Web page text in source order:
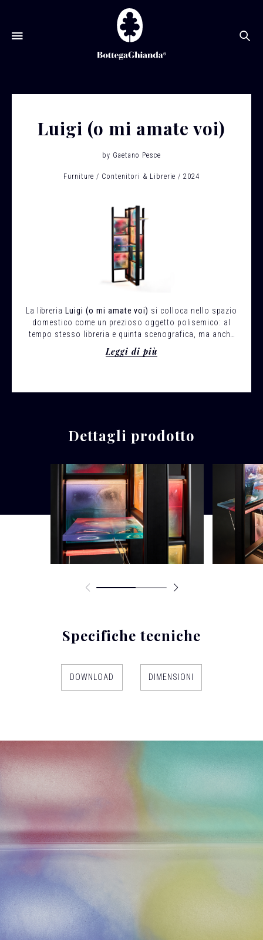
Luigi (o mi amate voi)
by Gaetano Pesce
Furniture Contenitori & Librerie 2024
La libreria Luigi (o mi amate voi) si colloca nello spazio
domestico come un prezioso oggetto polisemico: al
tempo stesso libreria e quinta scenografica, ma anche
dispositivo luministico e cromatico che porta il design a
dialogare da vicino con l’arte contemporanea.
nuova versione free standing diLuigi (o mi amate voi)e
Leggi di più
Dettagli prodotto
Specifiche tecniche
DOWNLOAD DIMENSIONI